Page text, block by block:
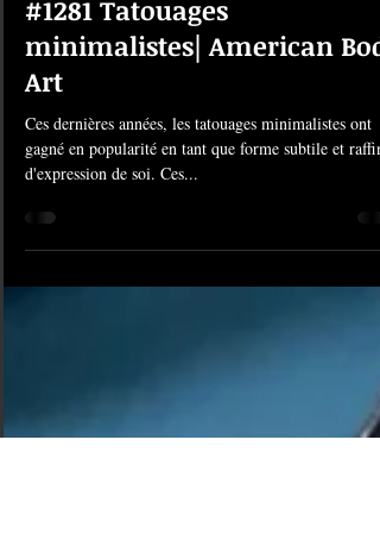
14 juil. 2023 1 min de lecture
#1281 Tatouages
minimalistes| American
Art
Ces dernières années, les tatouages ​​minimalistes ont